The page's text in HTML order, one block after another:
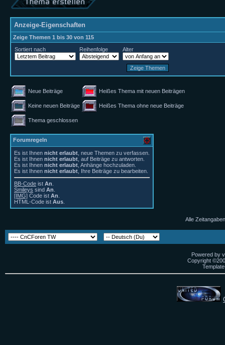
Anzeige-Eigenschaften
Zeige Themen 1 bis 30 von 115
Sortiert nach
Reihenfolge Alter
Neue Beiträge Heißes Thema mit neuen Beiträgen
Keine neuen Beiträge Heißes Thema ohne neue Beiträge
Thema geschlossen
Forumregeln
Es ist Ihnen nicht erlaubt , neue Themen zu verfassen.
Es ist Ihnen nicht erlaubt , auf Beiträge zu antworten.
Es ist Ihnen nicht erlaubt , Anhänge hochzuladen.
Es ist Ihnen nicht erlaubt , Ihre Beiträge zu bearbeiten.
BB-Code ist An
Smileys sind An
[IMG] Code ist An
HTML-Code ist Aus
Alle
Powered by
Copyright